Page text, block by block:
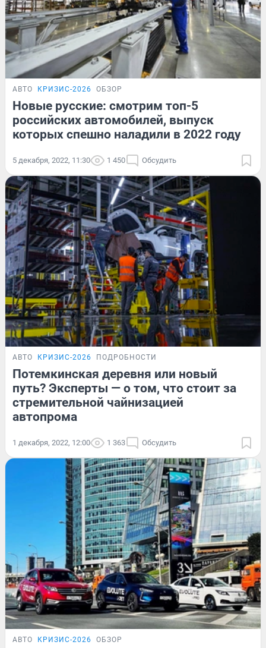
АВТО КРИЗИС-2026 ОБЗОР
Новые русские: смотрим топ-5
российских автомобилей, выпуск
которых спешно наладили в 2022 году
5 декабря, 2022, 11:30 1 450 Обсудить
АВТО КРИЗИС-2026 ПОДРОБНОСТИ
Потемкинская деревня или новый
путь? Эксперты — о том, что стоит за
стремительной чайнизацией
автопрома
1 декабря, 2022, 12:00 1 363 Обсудить
АВТО КРИЗИС-2026 ОБЗОР